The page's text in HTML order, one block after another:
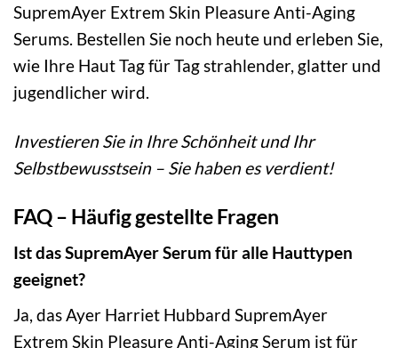
SupremAyer Extrem Skin Pleasure Anti-Aging
Serums. Bestellen Sie noch heute und erleben Sie,
wie Ihre Haut Tag für Tag strahlender, glatter und
jugendlicher wird.
Investieren Sie in Ihre Schönheit und Ihr
Selbstbewusstsein – Sie haben es verdient!
FAQ – Häufig gestellte Fragen
Ist das SupremAyer Serum für alle Hauttypen
geeignet?
Ja, das Ayer Harriet Hubbard SupremAyer
Extrem Skin Pleasure Anti-Aging Serum ist für